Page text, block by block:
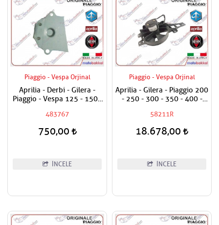
Piaggio - Vespa Orjinal
Aprilia - Derbi - Gilera -
Piaggio - Vespa 125 - 150 -
Pompasını Tutan Levha
483767
750,00
İNCELE
Piaggio - Vespa Orjinal
Aprilia - Gilera - Piaggio 200
- 250 - 300 - 350 - 400 -
58211R
18.678,00
İNCELE